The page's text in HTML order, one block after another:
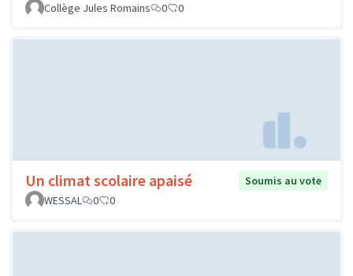
Collège Jules Romains
0 0
Un climat scolaire apaisé
Soumis au vote
WESSAL
0 0